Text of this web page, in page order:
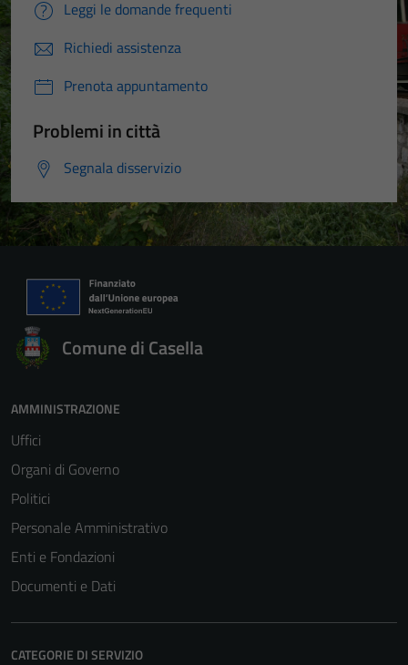
Leggi le domande frequenti
Richiedi assistenza
Prenota appuntamento
Problemi in città
Segnala disservizio
Comune di Casella
AMMINISTRAZIONE
Uffici
Organi di Governo
Politici
Personale Amministrativo
Enti e Fondazioni
Documenti e Dati
CATEGORIE DI SERVIZIO